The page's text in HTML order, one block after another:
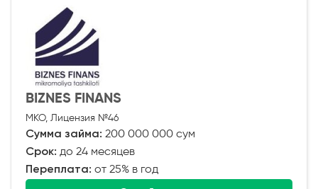
BIZNES FINANS
МКО, Лицензия №46
Сумма займа: 200 000 000 сум
Срок: до 24 месяцев
Переплата: от 25% в год